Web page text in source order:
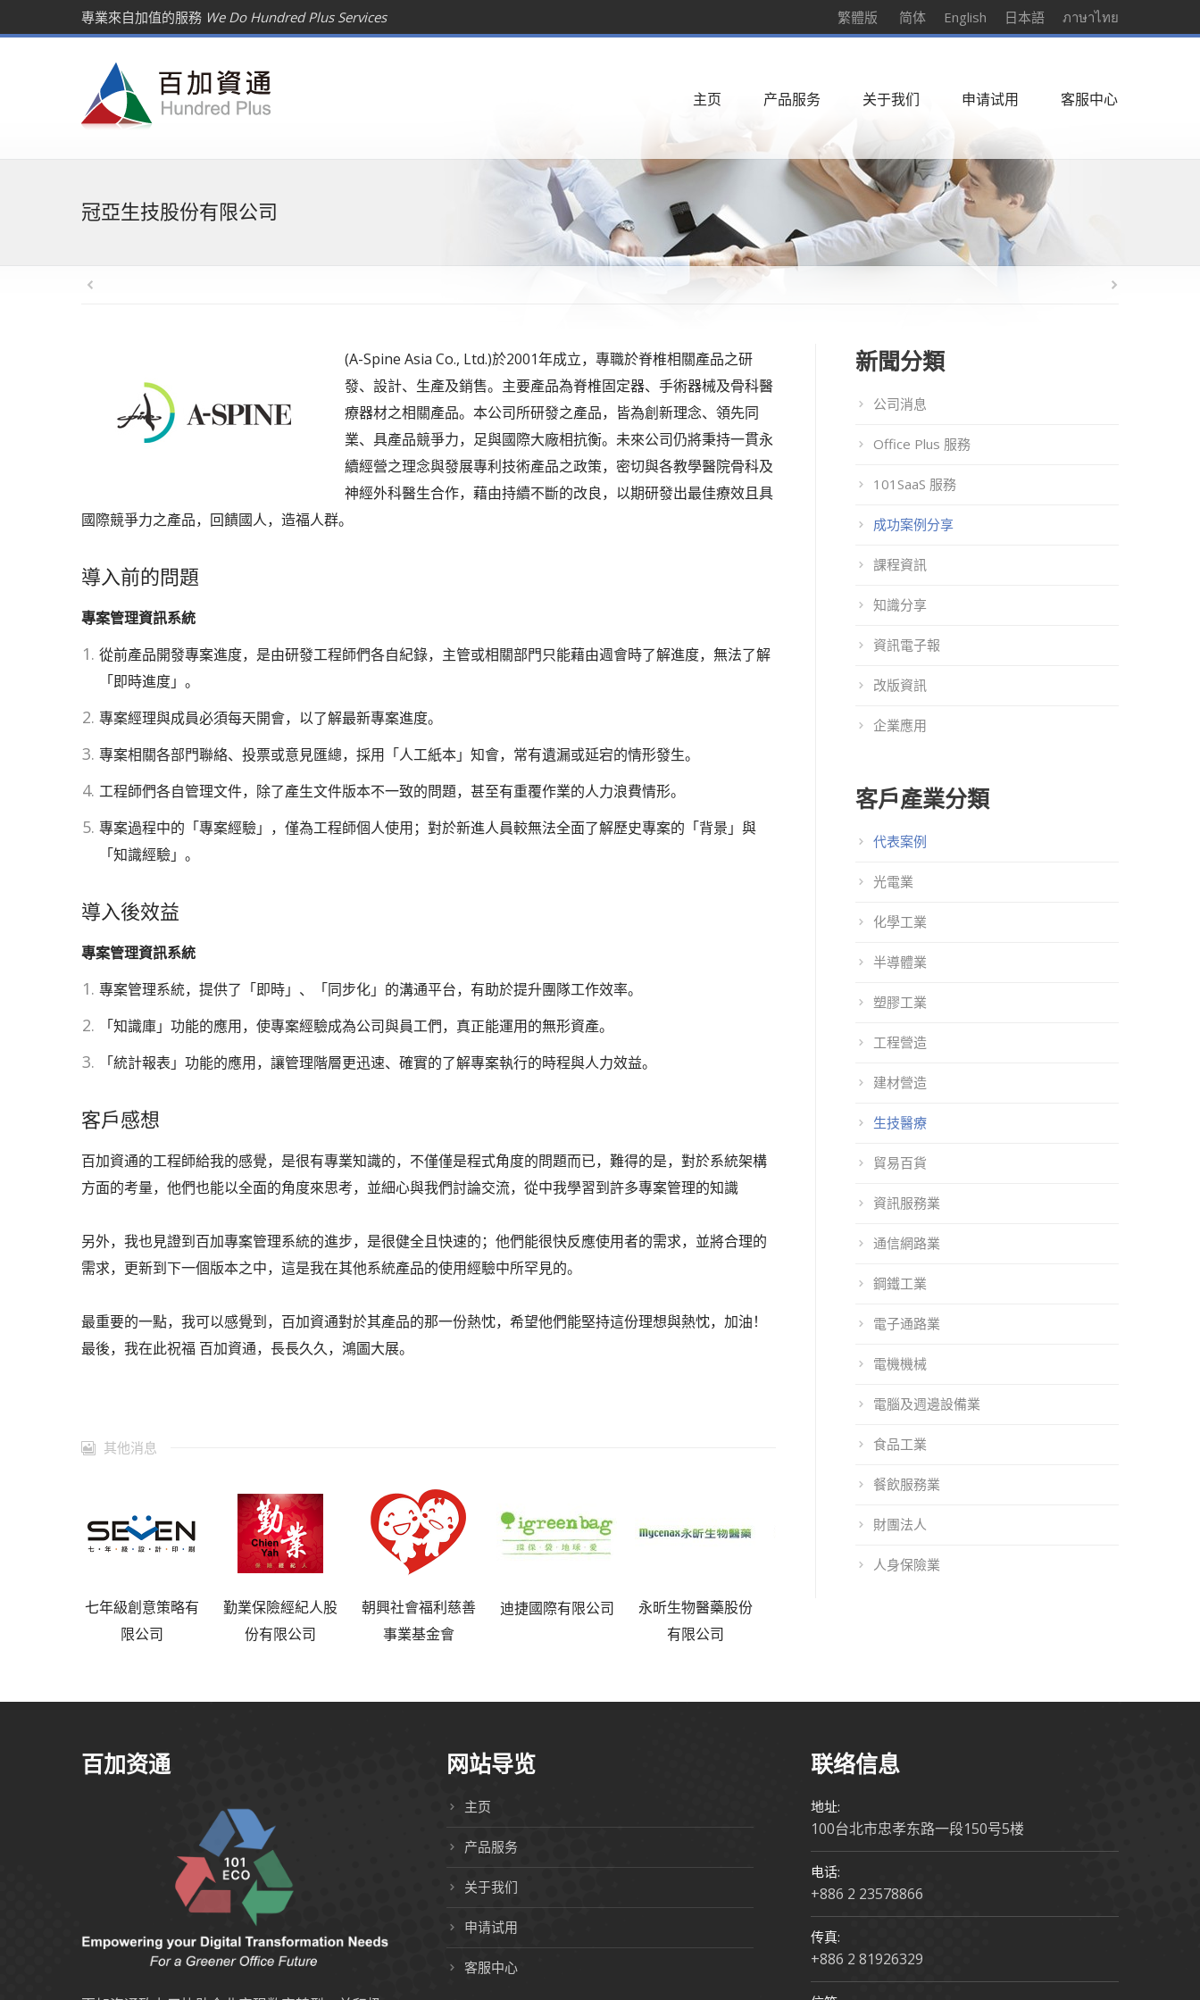
專業來自加值的服務 We Do Hundred Plus Services 繁體版 简体 English 日本語 ภาษาไทย
主页 产品服务 关于我们 申请试用 客服中心
冠亞生技股份有限公司
(A-Spine Asia Co., Ltd.)於2001年成立，專職於脊椎相關產品之研
發、設計、生產及銷售。主要產品為脊椎固定器、手術器械及骨科醫
療器材之相關產品。本公司所研發之產品，皆為創新理念、領先同
業、具產品競爭力，足與國際大廠相抗衡。未來公司仍將秉持一貫永
續經營之理念與發展專利技術產品之政策，密切與各教學醫院骨科及
神經外科醫生合作，藉由持續不斷的改良，以期研發出最佳療效且具
國際競爭力之產品，回饋國人，造福人群。
導入前的問題
專案管理資訊系統
從前產品開發專案進度，是由研發工程師們各自紀錄，主管或相關部門只能藉由週會時了解進度，無法了解
「即時進度」。
專案經理與成員必須每天開會，以了解最新專案進度。
專案相關各部門聯絡、投票或意見匯總，採用「人工紙本」知會，常有遺漏或延宕的情形發生。
工程師們各自管理文件，除了產生文件版本不一致的問題，甚至有重覆作業的人力浪費情形。
專案過程中的「專案經驗」，僅為工程師個人使用；對於新進人員較無法全面了解歷史專案的「背景」與
「知識經驗」。
導入後效益
專案管理資訊系統
專案管理系統，提供了「即時」、「同步化」的溝通平台，有助於提升團隊工作效率。
「知識庫」功能的應用，使專案經驗成為公司與員工們，真正能運用的無形資產。
「統計報表」功能的應用，讓管理階層更迅速、確實的了解專案執行的時程與人力效益。
客戶感想
百加資通的工程師給我的感覺，是很有專業知識的，不僅僅是程式角度的問題而已，難得的是，對於系統架構
方面的考量，他們也能以全面的角度來思考，並細心與我們討論交流，從中我學習到許多專案管理的知識
另外，我也見證到百加專案管理系統的進步，是很健全且快速的；他們能很快反應使用者的需求，並將合理的
需求，更新到下一個版本之中，這是我在其他系統產品的使用經驗中所罕見的。
最重要的一點，我可以感覺到，百加資通對於其產品的那一份熱忱，希望他們能堅持這份理想與熱忱，加油！
最後，我在此祝福 百加資通，長長久久，鴻圖大展。
其他消息
七年級創意策略有
限公司
勤業保險經紀人股
份有限公司
朝興社會福利慈善
事業基金會
迪捷國際有限公司
永昕生物醫藥股份
有限公司
新聞分類
公司消息
Office Plus 服務
101SaaS 服務
成功案例分享
課程資訊
知識分享
資訊電子報
改版資訊
企業應用
客戶產業分類
代表案例
光電業
化學工業
半導體業
塑膠工業
工程營造
建材營造
生技醫療
貿易百貨
資訊服務業
通信網路業
鋼鐵工業
電子通路業
電機機械
電腦及週邊設備業
食品工業
餐飲服務業
財團法人
人身保險業
百加资通 网站导览
主页
产品服务
关于我们
申请试用
客服中心
联络信息
地址:
100台北市忠孝东路一段150号5楼
电话:
+886 2 23578866
传真:
+886 2 81926329